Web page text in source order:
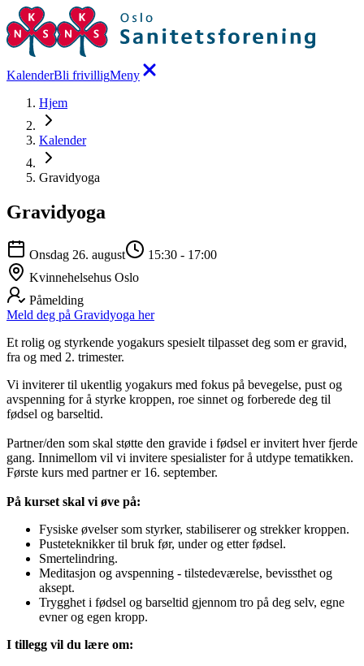
KalenderBli frivilligMeny
Hjem
Kalender
Gravidyoga
Gravidyoga
Onsdag 26. august 15:30 - 17:00
Kvinnehelsehus Oslo
Påmelding
Meld deg på Gravidyoga her
Et rolig og styrkende yogakurs spesielt tilpasset deg som er gravid,
fra og med 2. trimester.
Vi inviterer til ukentlig yogakurs med fokus på bevegelse, pust og
avspenning for å styrke kroppen, roe sinnet og forberede deg til
fødsel og barseltid.
Partner/den som skal støtte den gravide i fødsel er invitert hver fjerde
gang. Innimellom vil vi invitere spesialister for å utdype tematikken.
Første kurs med partner er 16. september.
På kurset skal vi øve på:
Fysiske øvelser som styrker, stabiliserer og strekker kroppen.
Pusteteknikker til bruk før, under og etter fødsel.
Smertelindring.
Meditasjon og avspenning - tilstedeværelse, bevissthet og
aksept.
Trygghet i fødsel og barseltid gjennom tro på deg selv, egne
evner og egen kropp.
I tillegg vil du lære om: